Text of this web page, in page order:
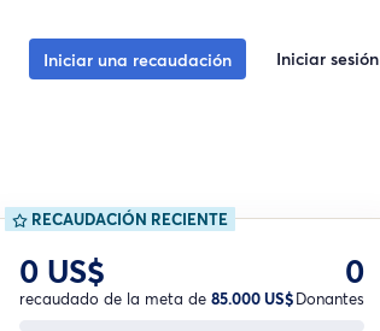
Iniciar una recaudación Iniciar sesión
RECAUDACIÓN RECIENTE
0 US$
recaudado de la meta de 85.000 US$
0
Donantes